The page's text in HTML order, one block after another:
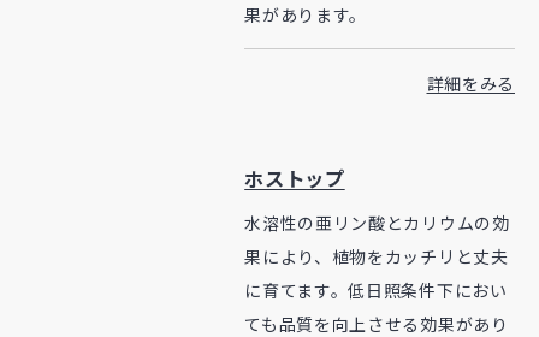
果があります。
詳細をみる
ホストップ
水溶性の亜リン酸とカリウムの効
果により、植物をカッチリと丈夫
に育てます。低日照条件下におい
ても品質を向上させる効果があり